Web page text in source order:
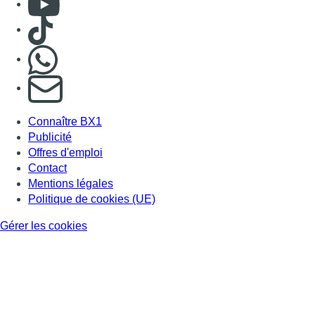
Politique de cookies (UE)
Gérer les cookies